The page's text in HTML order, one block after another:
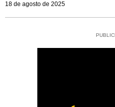
18 de agosto de 2025